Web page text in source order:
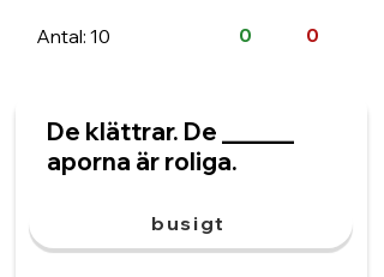
Antal: 10 0 0
De klättrar. De ______
aporna är roliga.
busigt